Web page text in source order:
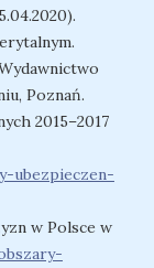
Poznań.
2015–2017
ubezpieczen-
w Polsce w